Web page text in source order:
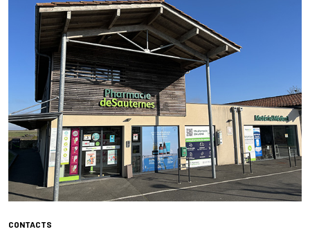
CONTACTS